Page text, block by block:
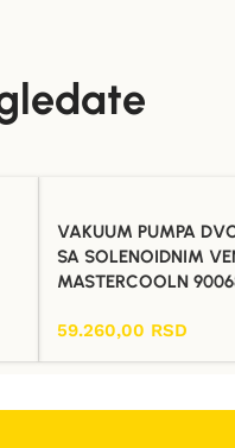
VAKUUM PUMPA
SA SOLENOIDNIM
MASTERCOOLN
59.260,00 RSD